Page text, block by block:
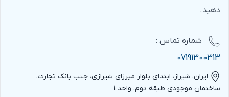
دهید.
شماره‌ تماس :
07191300313
ایران، شیراز، ابتدای بلوار میرزای شیرازی، جنب بانک تجارت،
ساختمان موجودی طبقه دوم، واحد 1